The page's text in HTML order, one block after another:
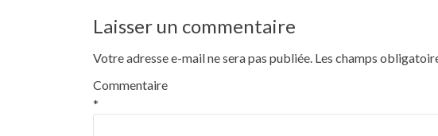
de
l’article
Laisser un commentaire
Votre adresse e-mail ne sera pas publiée. Les champs
Commentaire
*